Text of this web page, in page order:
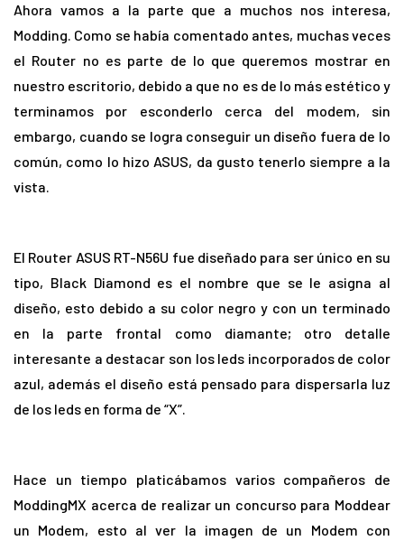
Ahora vamos a la parte que a muchos nos interesa,
Modding. Como se había comentado antes, muchas veces
el Router no es parte de lo que queremos mostrar en
nuestro escritorio, debido a que no es de lo más estético y
terminamos por esconderlo cerca del modem, sin
embargo, cuando se logra conseguir un diseño fuera de lo
común, como lo hizo ASUS, da gusto tenerlo siempre a la
vista.
El Router ASUS RT-N56U fue diseñado para ser único en su
tipo, Black Diamond es el nombre que se le asigna al
diseño, esto debido a su color negro y con un terminado
en la parte frontal como diamante; otro detalle
interesante a destacar son los leds incorporados de color
azul, además el diseño está pensado para dispersarla luz
de los leds en forma de “X”.
Hace un tiempo platicábamos varios compañeros de
ModdingMX acerca de realizar un concurso para Moddear
un Modem, esto al ver la imagen de un Modem con